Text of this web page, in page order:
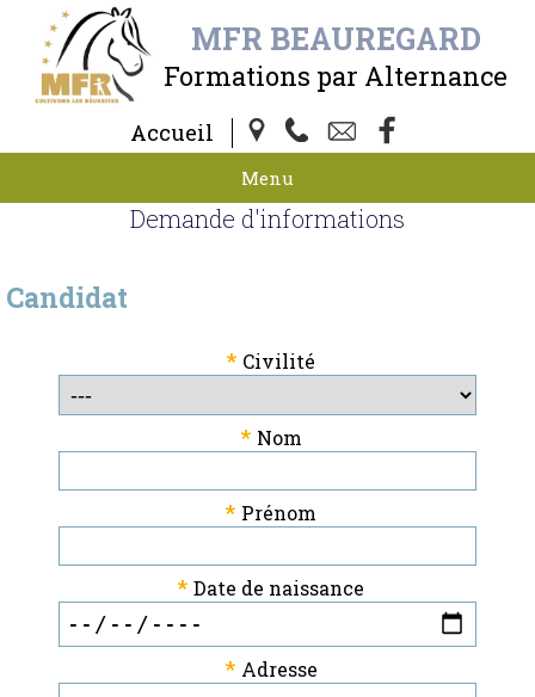
MFR BEAUREGARD
Formations par Alternance
Accueil
Menu
Demande d'informations
Candidat
* Civilité
* Nom
* Prénom
* Date de naissance
* Adresse